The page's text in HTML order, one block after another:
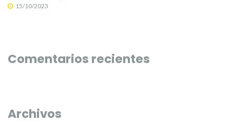
15/10/2023
Comentarios recientes
Archivos